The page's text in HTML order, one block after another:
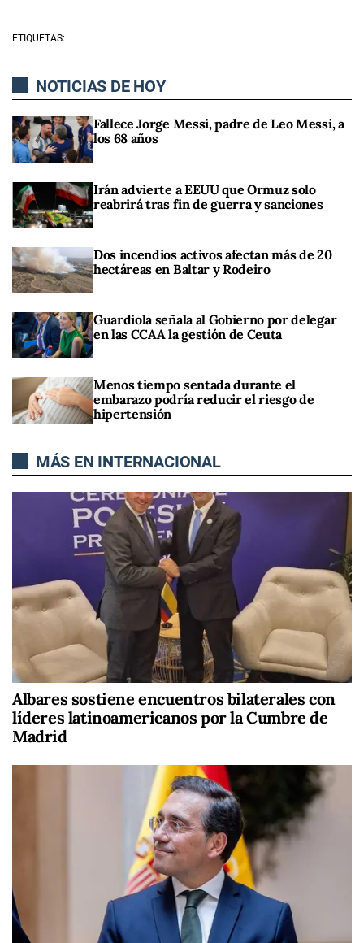
ETIQUETAS:
NOTICIAS DE HOY
Fallece Jorge Messi, padre de Leo Messi, a
los 68 años
Irán advierte a EEUU que Ormuz solo
reabrirá tras fin de guerra y sanciones
Dos incendios activos afectan más de 20
hectáreas en Baltar y Rodeiro
Guardiola señala al Gobierno por delegar
en las CCAA la gestión de Ceuta
Menos tiempo sentada durante el
embarazo podría reducir el riesgo de
hipertensión
MÁS EN INTERNACIONAL
Albares sostiene encuentros bilaterales con
líderes latinoamericanos por la Cumbre de
Madrid